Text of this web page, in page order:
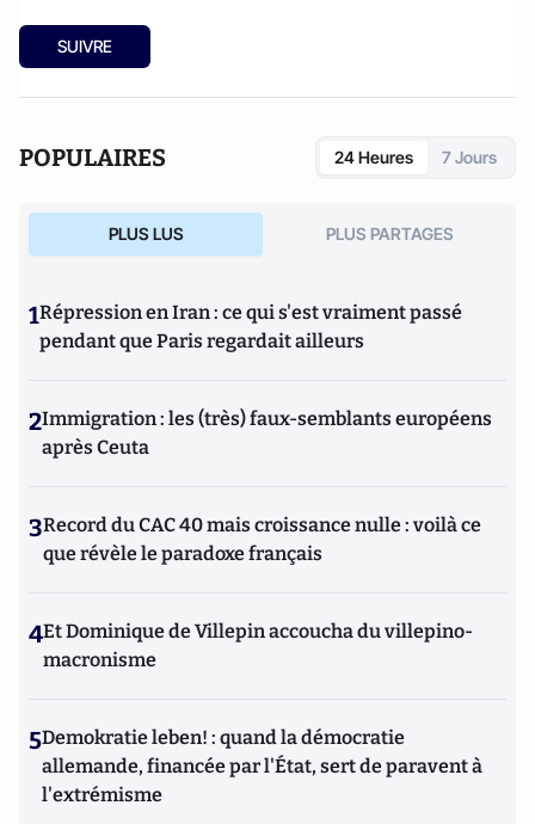
SUIVRE
POPULAIRES 24 Heures 7 Jours
PLUS LUS PLUS PARTAGES
1Répression en Iran : ce qui s'est vraiment passé
pendant que Paris regardait ailleurs
2Immigration : les (très) faux-semblants européens
après Ceuta
3Record du CAC 40 mais croissance nulle : voilà ce
que révèle le paradoxe français
4Et Dominique de Villepin accoucha du villepino-
macronisme
5Demokratie leben! : quand la démocratie
allemande, financée par l'État, sert de paravent à
l'extrémisme